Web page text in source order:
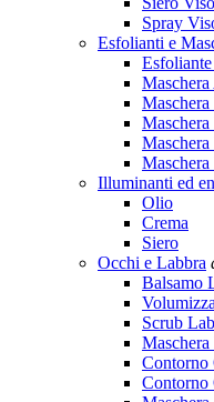
Spray
Esfolianti e
Illuminanti ed
Olio
Crema
Siero
Occhi e Labbra
Balsamo
Scrub
Contorno
Contorno